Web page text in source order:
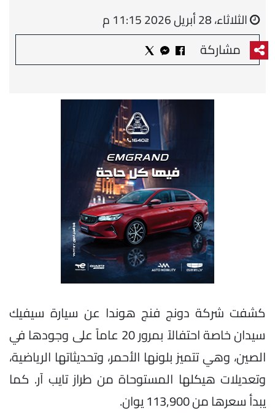
الثلاثاء، 28 أبريل 2026 11:15 م
مشاركة
كشفت شركة دونج فنج هوندا عن سيارة سيفيك
سيدان خاصة احتفالاً بمرور 20 عاماً على وجودها في
الصين، وهي تتميز بلونها الأحمر، وتحديثاتها الرياضية،
وتعديلات هيكلها المستوحاة من طراز تايب آر. كما
يبدأ سعرها من 113,900 يوان.